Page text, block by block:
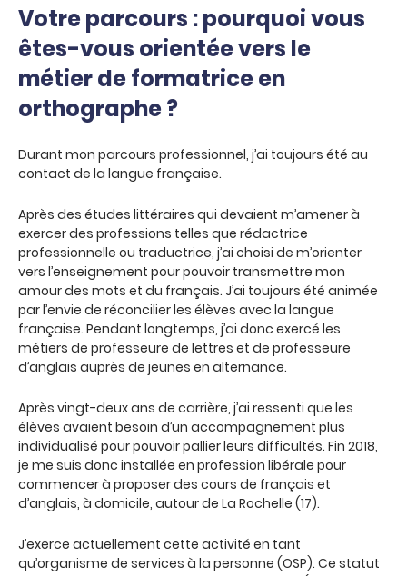
Votre parcours : pourquoi vous
êtes-vous orientée vers le
métier de formatrice en
orthographe ?
Durant mon parcours professionnel, j’ai toujours été au
contact de la langue française.
Après des études littéraires qui devaient m’amener à
exercer des professions telles que rédactrice
professionnelle ou traductrice, j’ai choisi de m’orienter
vers l’enseignement pour pouvoir transmettre mon
amour des mots et du français. J’ai toujours été animée
par l’envie de réconcilier les élèves avec la langue
française. Pendant longtemps, j’ai donc exercé les
métiers de professeure de lettres et de professeure
d’anglais auprès de jeunes en alternance.
Après vingt-deux ans de carrière, j’ai ressenti que les
élèves avaient besoin d’un accompagnement plus
individualisé pour pouvoir pallier leurs difficultés. Fin 2018,
je me suis donc installée en profession libérale pour
commencer à proposer des cours de français et
d’anglais, à domicile, autour de La Rochelle (17).
J’exerce actuellement cette activité en tant
qu’organisme de services à la personne (OSP). Ce statut